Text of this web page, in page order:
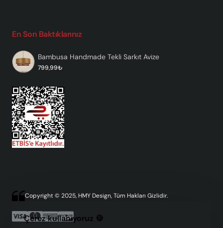
Çerez kullanıyoruz 🍪
En Son Baktıklarınız
Bambusa Handmade Tekli Sarkıt Avize
799,99₺
Copyright © 2025, HMY Design, Tüm Hakları Gizlidir.